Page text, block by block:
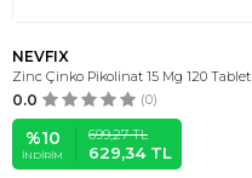
NEVFIX
Zinc Çinko Pikolinat 15 Mg 120 Tablet
0.0 (0)
%10
İNDIRIM
699,27TL
629,34TL